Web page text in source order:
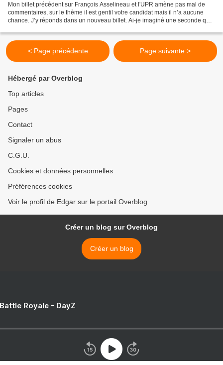
Mon billet précédent sur François Asselineau et l'UPR amène pas mal de
commentaires, sur le thème il est gentil votre candidat mais il n’a aucune
chance. J’y réponds dans un nouveau billet. Ai-je imaginé une seconde que
< Page précédente Page suivante >
Hébergé par Overblog
Top articles
Pages
Contact
Signaler un abus
C.G.U.
Cookies et données personnelles
Préférences cookies
Voir le profil de Edgar sur le portail Overblog
Créer un blog sur Overblog
Créer un blog
Royale - DayZ